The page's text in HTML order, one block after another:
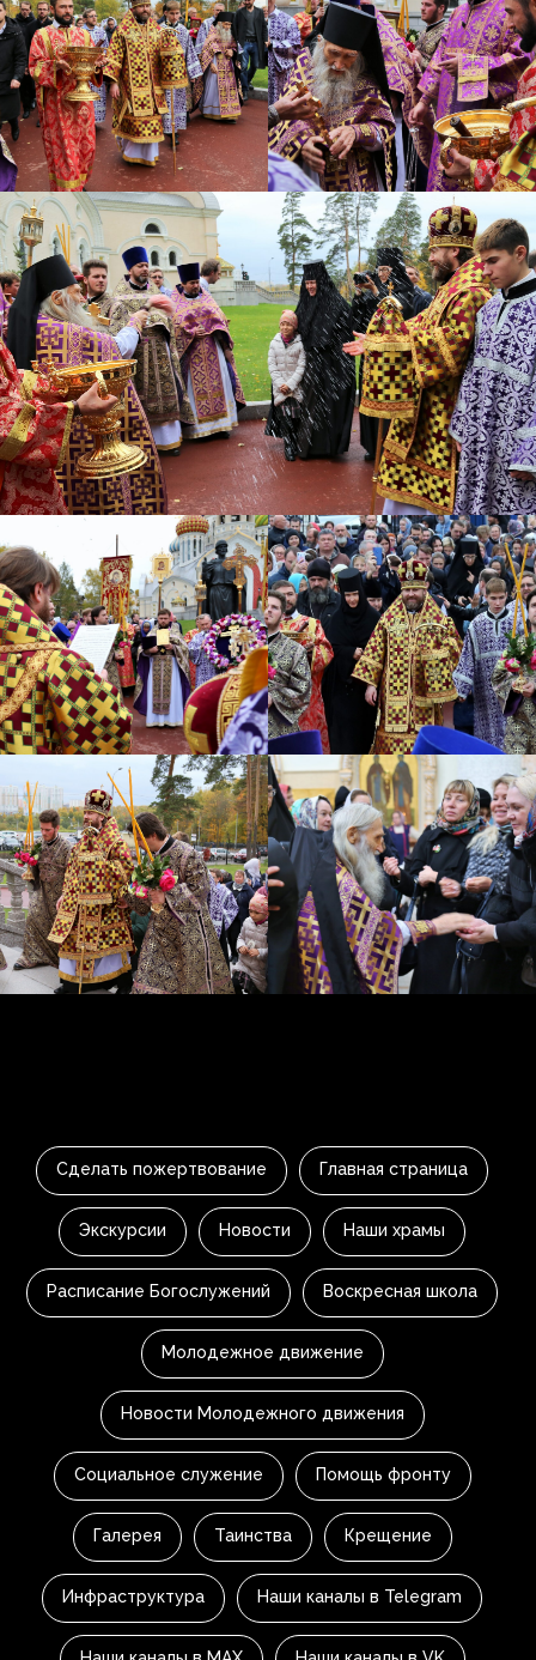
Сделать пожертвование Главная страница
Экскурсии Новости Наши храмы
Расписание Богослужений Воскресная школа
Молодежное движение
Новости Молодежного движения
Социальное служение Помощь фронту
Галерея Таинства Крещение
Инфраструктура Наши каналы в Telegram